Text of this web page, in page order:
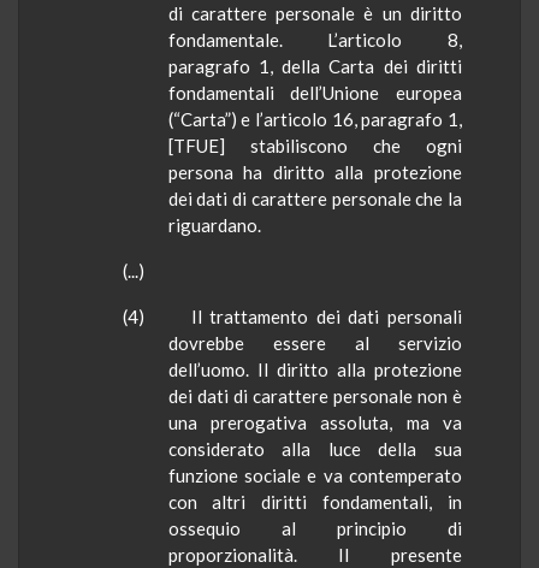
di carattere personale è un diritto
fondamentale. L’articolo 8,
paragrafo 1, della Carta dei diritti
fondamentali dell’Unione europea
(“Carta”) e l’articolo 16, paragrafo 1,
[TFUE] stabiliscono che ogni
persona ha diritto alla protezione
dei dati di carattere personale che la
riguardano.
(...)
(4) Il trattamento dei dati personali
dovrebbe essere al servizio
dell’uomo. Il diritto alla protezione
dei dati di carattere personale non è
una prerogativa assoluta, ma va
considerato alla luce della sua
funzione sociale e va contemperato
con altri diritti fondamentali, in
ossequio al principio di
proporzionalità. Il presente